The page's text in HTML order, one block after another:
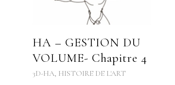
HA – GESTION DU
VOLUME- Chapitre 4
3D-HA, HISTOIRE DE L'ART